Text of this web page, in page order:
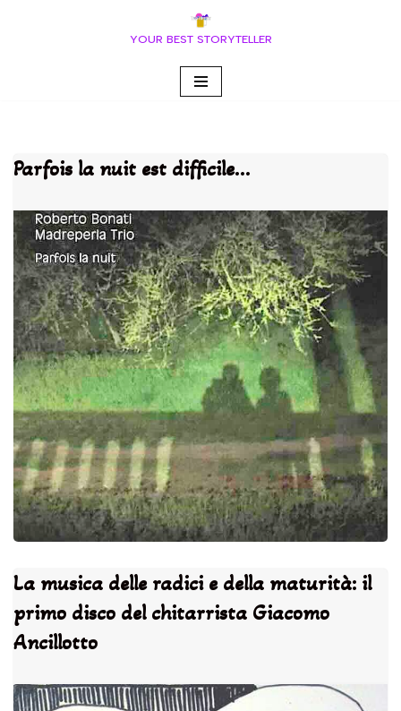
YOUR BEST STORYTELLER
Parfois la nuit est difficile…
La musica delle radici e della maturità: il
primo disco del chitarrista Giacomo
Ancillotto